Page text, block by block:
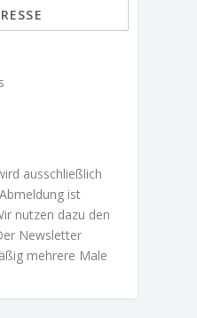
ausschließlich
ist
nutzen dazu den
Newsletter
mehrere Male